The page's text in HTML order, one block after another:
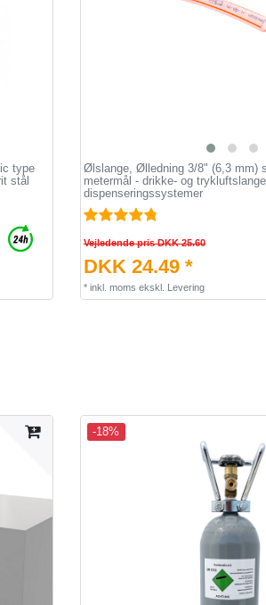
type
stål
Ølslange, Ølledning 3/8" (6,3 mm)
metermål - drikke- og trykluftslange
dispenseringssystemer
Vejledende pris DKK 25.60
DKK 24.49 *
* inkl. moms ekskl. Levering
-18%